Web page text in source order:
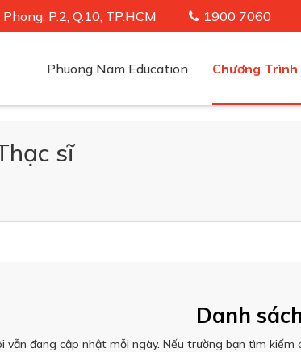
P.2, Q.10, TP.HCM 1900 7060
Phuong Nam Education Chương Trình
sĩ
Danh
vẫn đang cập nhật mỗi ngày. Nếu trường bạn tìm